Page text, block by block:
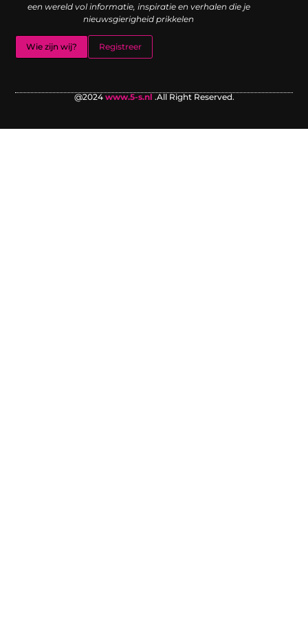
een wereld vol informatie, inspiratie en verhalen die je
nieuwsgierigheid prikkelen
Wie zijn wij? Registreer
@2024www.5-s.nl .All Right Reserved.